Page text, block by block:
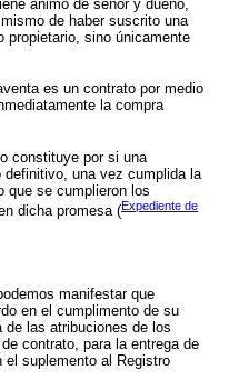
ánimo de señor y dueño,
de haber suscrito una
propietario, sino únicamente
es un contrato por medio
la compra
constituye por si una
definitivo, una vez cumplida la
que se cumplieron los
dicha promesa (Expediente de
manifestar que
en el cumplimento de su
las atribuciones de los
contrato, para la entrega de
el suplemento al Registro